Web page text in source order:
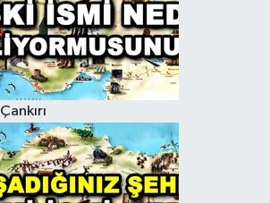
Çankırı